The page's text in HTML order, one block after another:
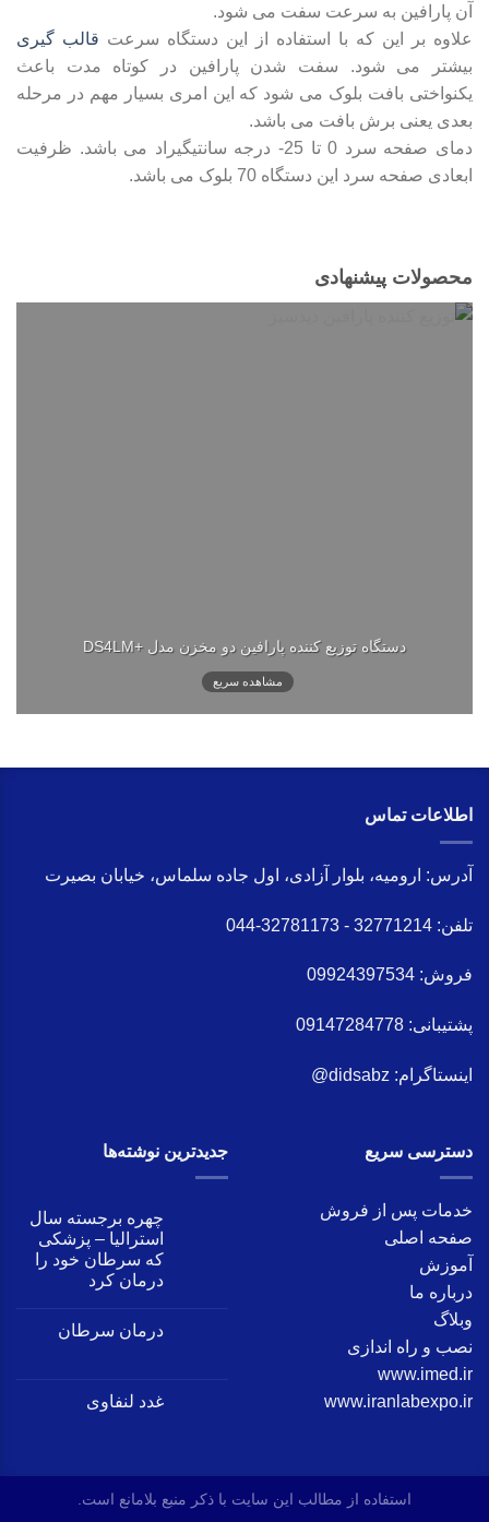
آن پارافین به سرعت سفت می شود.
علاوه بر این که با استفاده از این دستگاه سرعت قالب گیری
بیشتر می شود. سفت شدن پارافین در کوتاه مدت باعث
یکنواختی بافت بلوک می شود که این امری بسیار مهم در مرحله
بعدی یعنی برش بافت می باشد.
دمای صفحه سرد 0 تا 25- درجه سانتیگیراد می باشد. ظرفیت
ابعادی صفحه سرد این دستگاه 70 بلوک می باشد.
محصولات پیشنهادی
دستگاه توزیع کننده پارافین دو مخزن مدل +DS4LM
مشاهده سریع
اطلاعات تماس
آدرس: ارومیه، بلوار آزادی، اول جاده سلماس، خیابان بصیرت
تلفن: 32771214 - 32781173-044
فروش: 09924397534
پشتیبانی: 09147284778
اینستاگرام: didsabz@
دسترسی سریع
خدمات پس از فروش
صفحه اصلی
آموزش
درباره ما
وبلاگ
نصب و راه اندازی
www.imed.ir
www.iranlabexpo.ir
جدید‌ترین نوشته‌ها
چهره برجسته سال
استرالیا – پزشکی
که سرطان خود را
درمان کرد
درمان سرطان
غدد لنفاوی
استفاده از مطالب این سایت با ذکر منبع بلامانع است.